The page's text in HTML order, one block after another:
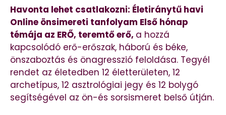
Havonta lehet csatlakozni: Életiránytű havi
Online önsimereti tanfolyam Első hónap
témája az ERŐ, teremtő erő, a hozzá
kapcsolódó erő-erőszak, háború és béke,
önszaboztás és önagresszió feloldása. Tegyél
rendet az életedben 12 életterületen, 12
archetípus, 12 asztrológiai jegy és 12 bolygó
segítségével az ön-és sorsismeret belső útján.